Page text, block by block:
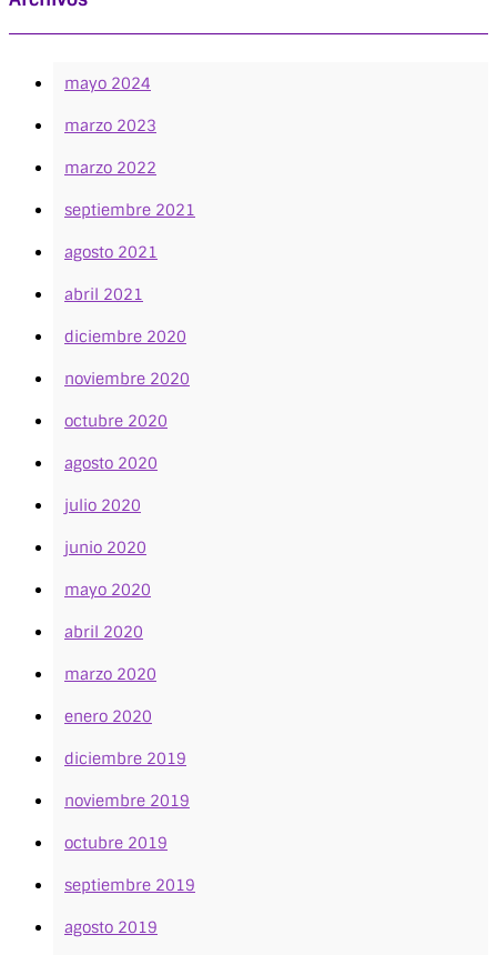
mayo 2024
marzo 2023
marzo 2022
septiembre 2021
agosto 2021
abril 2021
diciembre 2020
noviembre 2020
octubre 2020
agosto 2020
julio 2020
junio 2020
mayo 2020
abril 2020
marzo 2020
enero 2020
diciembre 2019
noviembre 2019
octubre 2019
septiembre 2019
agosto 2019